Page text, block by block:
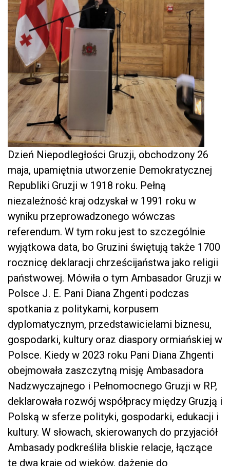
Dzień Niepodległości Gruzji, obchodzony 26
maja, upamiętnia utworzenie Demokratycznej
Republiki Gruzji w 1918 roku. Pełną
niezależność kraj odzyskał w 1991 roku w
wyniku przeprowadzonego wówczas
referendum. W tym roku jest to szczególnie
wyjątkowa data, bo Gruzini świętują także 1700
rocznicę deklaracji chrześcijaństwa jako religii
państwowej. Mówiła o tym Ambasador Gruzji w
Polsce J. E. Pani Diana Zhgenti podczas
spotkania z politykami, korpusem
dyplomatycznym, przedstawicielami biznesu,
gospodarki, kultury oraz diaspory ormiańskiej w
Polsce. Kiedy w 2023 roku Pani Diana Zhgenti
obejmowała zaszczytną misję Ambasadora
Nadzwyczajnego i Pełnomocnego Gruzji w RP,
deklarowała rozwój współpracy między Gruzją i
Polską w sferze polityki, gospodarki, edukacji i
kultury. W słowach, skierowanych do przyjaciół
Ambasady podkreśliła bliskie relacje, łączące
te dwa kraje od wieków, dążenie do